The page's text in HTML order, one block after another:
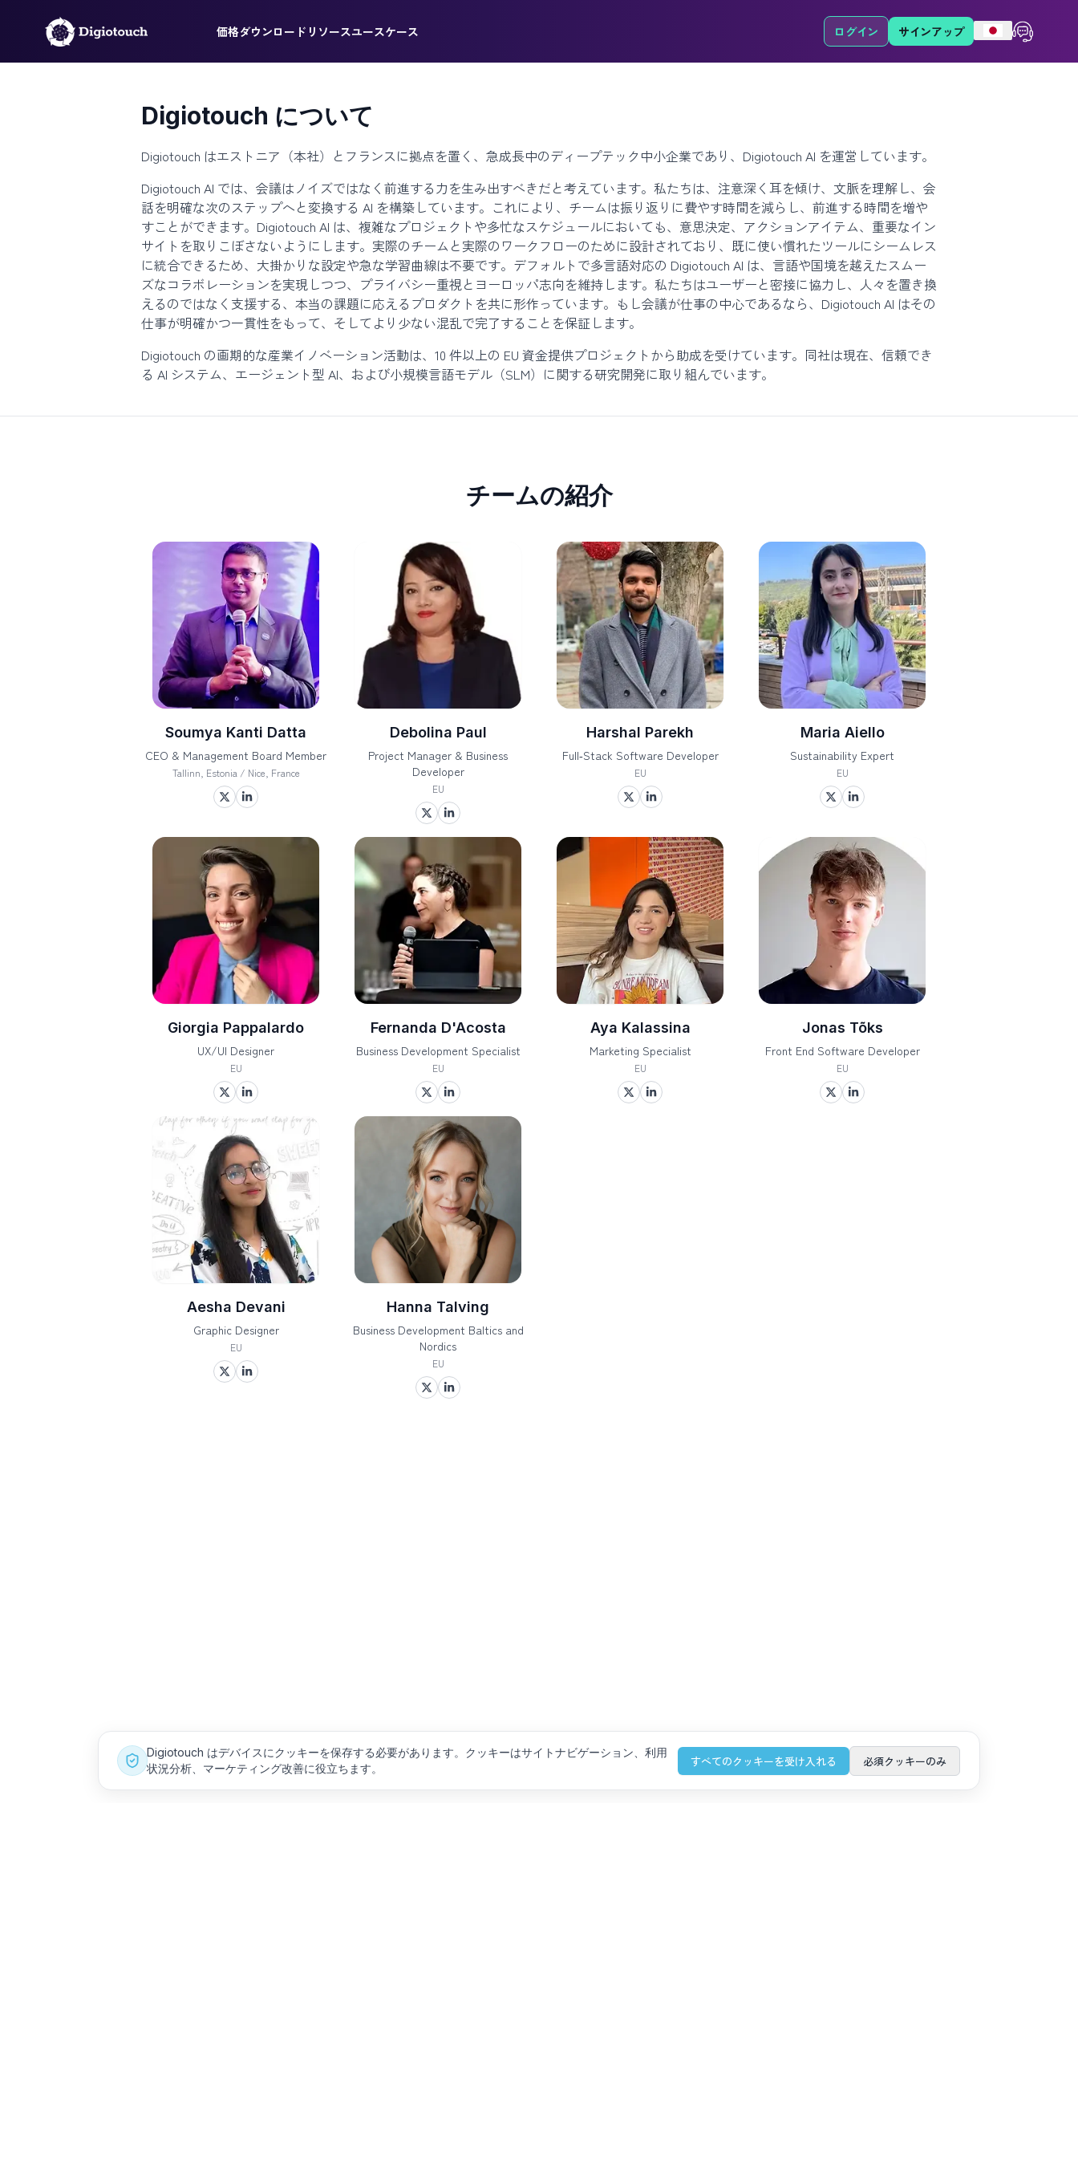
価格ダウンロード リソースユースケース ログイン サインアップ
Digiotouch について
Digiotouch はエストニア（本社）とフランスに拠点を置く、急成長中のディープテック中小企業であり、Digiotouch AI を運営しています。
Digiotouch AI では、会議はノイズではなく前進する力を生み出すべきだと考えています。私たちは、注意深く耳を傾け、文脈を理解し、会
話を明確な次のステップへと変換する AI を構築しています。これにより、チームは振り返りに費やす時間を減らし、前進する時間を増や
すことができます。Digiotouch AI は、複雑なプロジェクトや多忙なスケジュールにおいても、意思決定、アクションアイテム、重要なイン
サイトを取りこぼさないようにします。実際のチームと実際のワークフローのために設計されており、既に使い慣れたツールにシームレス
に統合できるため、大掛かりな設定や急な学習曲線は不要です。デフォルトで多言語対応の Digiotouch AI は、言語や国境を越えたスムー
ズなコラボレーションを実現しつつ、プライバシー重視とヨーロッパ志向を維持します。私たちはユーザーと密接に協力し、人々を置き換
えるのではなく支援する、本当の課題に応えるプロダクトを共に形作っています。もし会議が仕事の中心であるなら、Digiotouch AI はその
仕事が明確かつ一貫性をもって、そしてより少ない混乱で完了することを保証します。
Digiotouch の画期的な産業イノベーション活動は、10 件以上の EU 資金提供プロジェクトから助成を受けています。同社は現在、信頼でき
る AI システム、エージェント型 AI、および小規模言語モデル（SLM）に関する研究開発に取り組んでいます。
チームの紹介
Soumya Kanti Datta
CEO & Management Board Member
Tallinn, Estonia / Nice, France
Debolina Paul
Project Manager & Business
Developer
EU
Harshal Parekh
Full‑Stack Software Developer
EU
Maria Aiello
Sustainability Expert
EU
Giorgia Pappalardo
UX/UI Designer
EU
Fernanda D'Acosta
Business Development Specialist
EU
Aya Kalassina
Marketing Specialist
EU
Jonas Tõks
Front End Software Developer
EU
Aesha Devani
Graphic Designer
EU
Hanna Talving
Business Development Baltics and
Nordics
EU
Digiotouch はデバイスにクッキーを保存する必要があります。クッキーはサイトナビゲーション、利用
状況分析、マーケティング改善に役立ちます。
すべてのクッキーを受け入れる 必須クッキーのみ